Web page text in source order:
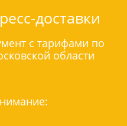
доставки
с тарифами по
области